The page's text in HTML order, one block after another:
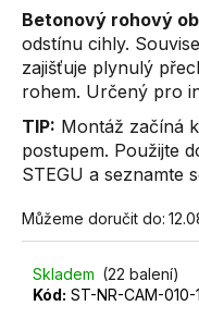
hvězdiček.
Betonový rohový
odstínu cihly.
zajišťuje plynulý
rohem. Určený pro
TIP: Montáž začíná
postupem. Použijte
STEGU a seznamte
Můžeme doručit do:
Skladem (22 balení)
Kód: ST-NR-CAM-010-1
D
o
p
o
u
č